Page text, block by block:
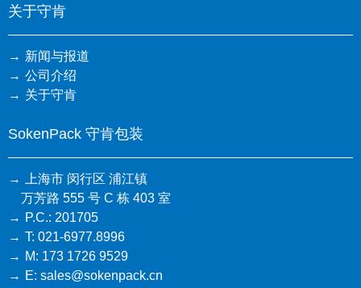
关于守肯
新闻与报道
公司介绍
关于守肯
SokenPack 守肯包装
上海市 闵行区 浦江镇
万芳路 555 号 C 栋 403 室
P.C.: 201705
T: 021-6977.8996
M: 173 1726 9529
E: sales@sokenpack.cn